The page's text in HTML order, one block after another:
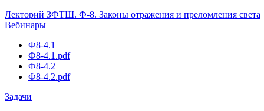
Лекторий ЗФТШ. Ф-8. Законы отражения и преломления света
Вебинары
Ф8-4.1
Ф8-4.1.pdf
Ф8-4.2
Ф8-4.2.pdf
Задачи